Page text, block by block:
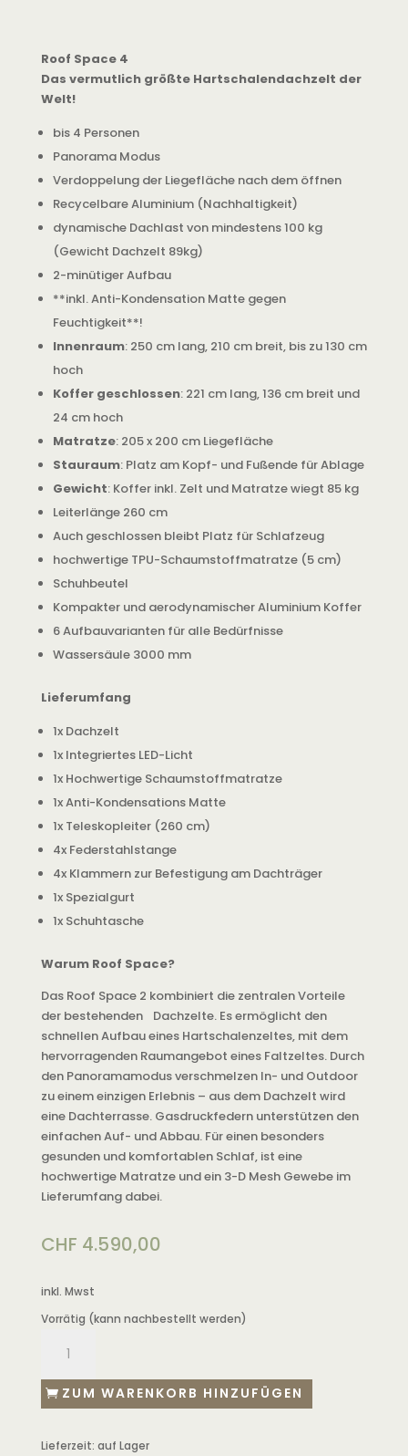
Roof Space 4
Das vermutlich größte Hartschalendachzelt der
Welt!
bis 4 Personen
Panorama Modus
Verdoppelung der Liegefläche nach dem öffnen
Recycelbare Aluminium (Nachhaltigkeit)
dynamische Dachlast von mindestens 100 kg
(Gewicht Dachzelt 89kg)
2-minütiger Aufbau
**inkl. Anti-Kondensation Matte gegen
Feuchtigkeit**!
Innenraum: 250 cm lang, 210 cm breit, bis zu 130 cm
hoch
Koffer geschlossen: 221 cm lang, 136 cm breit und
24 cm hoch
Matratze: 205 x 200 cm Liegefläche
Stauraum: Platz am Kopf- und Fußende für Ablage
Gewicht: Koffer inkl. Zelt und Matratze wiegt 85 kg
Leiterlänge 260 cm
Auch geschlossen bleibt Platz für Schlafzeug
hochwertige TPU-Schaumstoffmatratze (5 cm)
Schuhbeutel
Kompakter und aerodynamischer Aluminium Koffer
6 Aufbauvarianten für alle Bedürfnisse
Wassersäule 3000 mm
Lieferumfang
1x Dachzelt
1x Integriertes LED-Licht
1x Hochwertige Schaumstoffmatratze
1x Anti-Kondensations Matte
1x Teleskopleiter (260 cm)
4x Federstahlstange
4x Klammern zur Befestigung am Dachträger
1x Spezialgurt
1x Schuhtasche
Warum Roof Space?
Das Roof Space 2 kombiniert die zentralen Vorteile
der bestehenden Dachzelte. Es ermöglicht den
schnellen Aufbau eines Hartschalenzeltes, mit dem
hervorragenden Raumangebot eines Faltzeltes. Durch
den Panoramamodus verschmelzen In- und Outdoor
zu einem einzigen Erlebnis – aus dem Dachzelt wird
eine Dachterrasse. Gasdruckfedern unterstützen den
einfachen Auf- und Abbau. Für einen besonders
gesunden und komfortablen Schlaf, ist eine
hochwertige Matratze und ein 3-D Mesh Gewebe im
Lieferumfang dabei.
CHF 4.590,00
inkl. Mwst
Vorrätig (kann nachbestellt werden)
ZUM WARENKORB HINZUFÜGEN
Lieferzeit: auf Lager